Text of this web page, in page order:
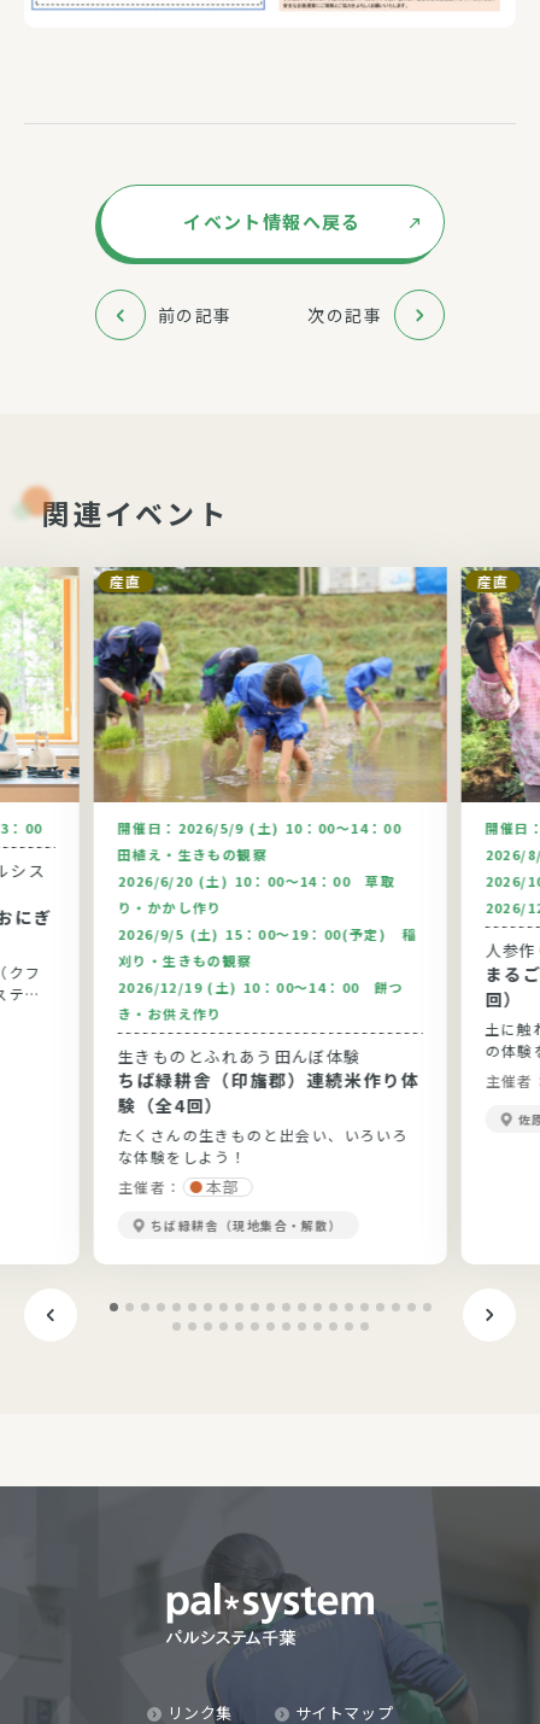
イベント情報へ戻る
前の記事 次の記事
関連イベント
：00
シス
にぎ
クフ
テム
産直
開催日： 2026/5/9 (土) 10：00～14：00
田植え・生きもの観察
2026/6/20 (土) 10：00～14：00 草取
り・かかし作り
2026/9/5 (土) 15：00～19：00(予定) 稲
刈り・生きもの観察
2026/12/19 (土) 10：00～14：00 餅つ
き・お供え作り
生きものとふれあう田んぼ体験
ちば緑耕舎（印旛郡）連続米作り体
験（全4回）
たくさんの生きものと出会い、いろいろ
な体験をしよう！
主催者：
本部
ちば緑耕舎（現地集合・解散）
産直
開催日
2026/
2026/
2026/
人参
まる
回）
土に触
の体験
主催者
佐
リンク集 サイトマップ